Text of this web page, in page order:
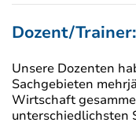
Dozent/Trainer:
Unsere Dozenten
Sachgebieten
Wirtschaft
unterschiedlichsten